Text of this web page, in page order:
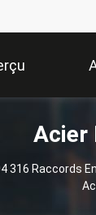
Acier
316 Raccords